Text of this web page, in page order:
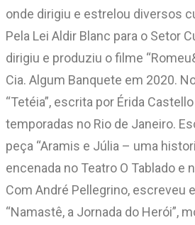
onde dirigiu e estrelou diversos
Pela Lei Aldir Blanc para o Setor
dirigiu e produziu o filme
Cia. Algum Banquete em 2020.
“Tetéia”, escrita por Érida
temporadas no Rio de Janeiro.
peça “Aramis e Júlia – uma
encenada no Teatro O Tablado e
Com André Pellegrino, escreveu
“Namastê, a Jornada do Herói”,